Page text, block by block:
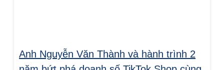
Anh Nguyễn Văn Thành và hành trình 2